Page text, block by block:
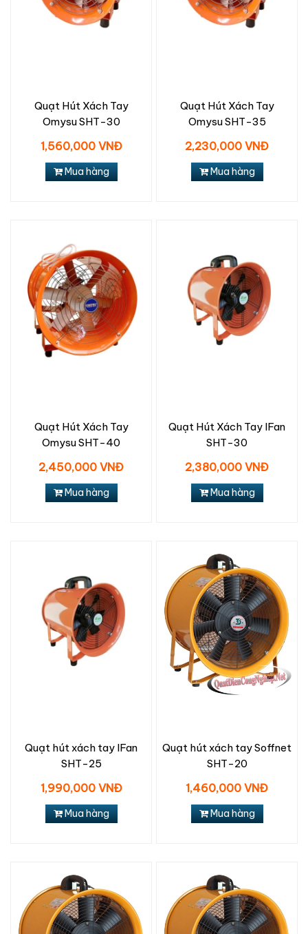
Quạt Hút Xách Tay
Omysu SHT-30
1,560,000 VNĐ
Mua hàng
Quạt Hút Xách Tay
Omysu SHT-35
2,230,000 VNĐ
Mua hàng
Quạt Hút Xách Tay
Omysu SHT-40
2,450,000 VNĐ
Mua hàng
Quạt Hút Xách Tay IFan
SHT-30
2,380,000 VNĐ
Mua hàng
Quạt hút xách tay IFan
SHT-25
1,990,000 VNĐ
Mua hàng
Quạt hút xách tay Soffnet
SHT-20
1,460,000 VNĐ
Mua hàng